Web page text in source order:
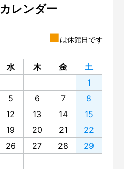
カレンダー
■は休館日です
水 木 金
土
1
5 6 7
8
12 13 14
15
19 20 21
22
26 27 28
29